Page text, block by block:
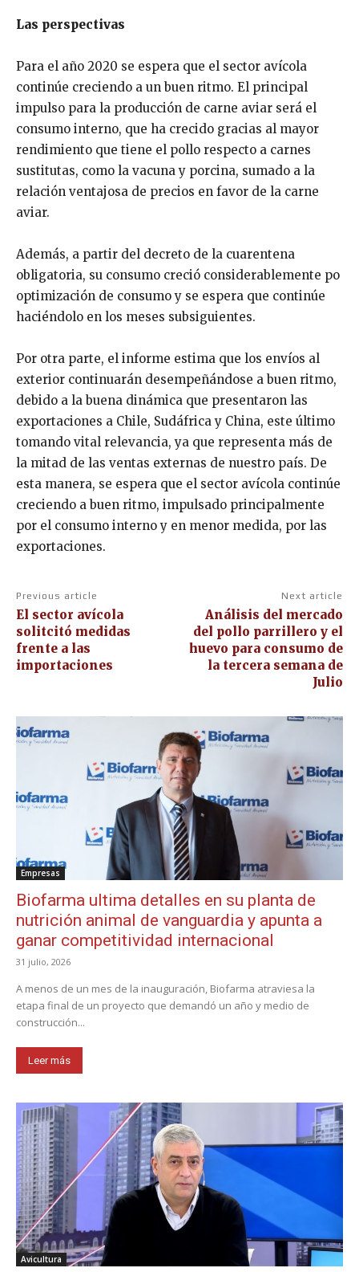
Las perspectivas
Para el año 2020 se espera que el sector avícola
continúe creciendo a un buen ritmo. El principal
impulso para la producción de carne aviar será el
consumo interno, que ha crecido gracias al mayor
rendimiento que tiene el pollo respecto a carnes
sustitutas, como la vacuna y porcina, sumado a la
relación ventajosa de precios en favor de la carne
aviar.
Además, a partir del decreto de la cuarentena
obligatoria, su consumo creció considerablemente po
optimización de consumo y se espera que continúe
haciéndolo en los meses subsiguientes.
Por otra parte, el informe estima que los envíos al
exterior continuarán desempeñándose a buen ritmo,
debido a la buena dinámica que presentaron las
exportaciones a Chile, Sudáfrica y China, este último
tomando vital relevancia, ya que representa más de
la mitad de las ventas externas de nuestro país. De
esta manera, se espera que el sector avícola continúe
creciendo a buen ritmo, impulsado principalmente
por el consumo interno y en menor medida, por las
exportaciones.
Previous article
El sector avícola
solitcitó medidas
frente a las
importaciones
Next article
Análisis del mercado
del pollo parrillero y el
huevo para consumo de
la tercera semana de
Julio
Empresas
Biofarma ultima detalles en su planta de
nutrición animal de vanguardia y apunta a
ganar competitividad internacional
31 julio, 2026
A menos de un mes de la inauguración, Biofarma atraviesa la
etapa final de un proyecto que demandó un año y medio de
construcción...
Leer más
Avicultura